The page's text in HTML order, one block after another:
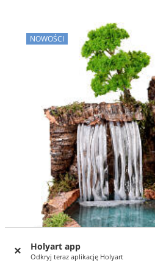
Holyart app
Odkryj teraz aplikację Holyart
NOWOŚCI